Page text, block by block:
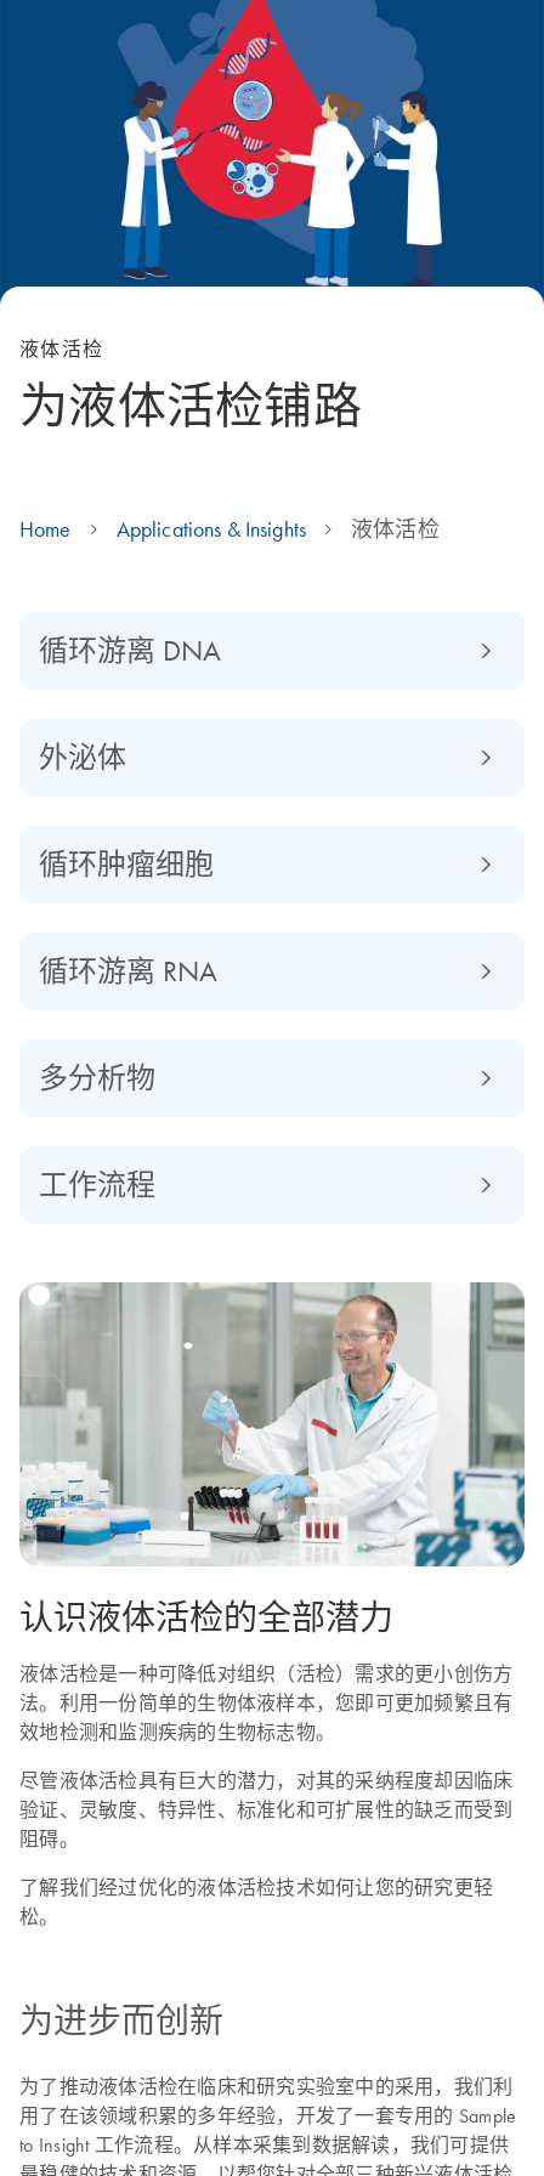
液体活检
为液体活检铺路
Home Applications & Insights 液体活检
循环游离 DNA
外泌体
循环肿瘤细胞
循环游离 RNA
多分析物
工作流程
认识液体活检的全部潜力
液体活检是一种可降低对组织（活检）需求的更小创伤方
法。利用一份简单的生物体液样本，您即可更加频繁且有
效地检测和监测疾病的生物标志物。
尽管液体活检具有巨大的潜力，对其的采纳程度却因临床
验证、灵敏度、特异性、标准化和可扩展性的缺乏而受到
阻碍。
了解我们经过优化的液体活检技术如何让您的研究更轻
松。
为进步而创新
为了推动液体活检在临床和研究实验室中的采用，我们利
用了在该领域积累的多年经验，开发了一套专用的 Sample
to Insight 工作流程。从样本采集到数据解读，我们可提供